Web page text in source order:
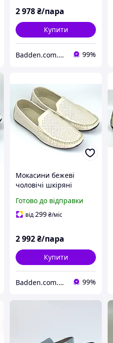
2 978₴/пара
Купити
Badden.com.ua інтернет магазин чоловічого та жіночого взуття великих розмірів 99%
Мокасини бежеві
чоловічі шкіряні
взуття на кожен день
Rosso Avangard M4
Готово до відправки
від299₴/міс
2 992₴/пара
Купити
Badden.com.ua інтернет магазин чоловічого та жіночого взуття великих розмірів 99%